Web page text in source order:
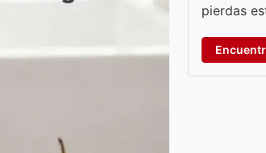
pierdas